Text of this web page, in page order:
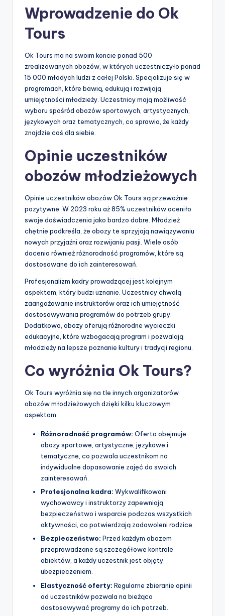
Wprowadzenie do Ok
Tours
Ok Tours ma na swoim koncie ponad 500
zrealizowanych obozów, w których uczestniczyło ponad
15 000 młodych ludzi z całej Polski. Specjalizuje się w
programach, które bawią, edukują i rozwijają
umiejętności młodzieży. Uczestnicy mają możliwość
wyboru spośród obozów sportowych, artystycznych,
językowych oraz tematycznych, co sprawia, że każdy
znajdzie coś dla siebie.
Opinie uczestników
obozów młodzieżowych
Opinie uczestników obozów Ok Tours są przeważnie
pozytywne. W 2023 roku aż 85% uczestników oceniło
swoje doświadczenia jako bardzo dobre. Młodzież
chętnie podkreśla, że obozy te sprzyjają nawiązywaniu
nowych przyjaźni oraz rozwijaniu pasji. Wiele osób
docenia również różnorodność programów, które są
dostosowane do ich zainteresowań.
Profesjonalizm kadry prowadzącej jest kolejnym
aspektem, który budzi uznanie. Uczestnicy chwalą
zaangażowanie instruktorów oraz ich umiejętność
dostosowywania programów do potrzeb grupy.
Dodatkowo, obozy oferują różnorodne wycieczki
edukacyjne, które wzbogacają program i pozwalają
młodzieży na lepsze poznanie kultury i tradycji regionu.
Co wyróżnia Ok Tours?
Ok Tours wyróżnia się na tle innych organizatorów
obozów młodzieżowych dzięki kilku kluczowym
aspektom:
Różnorodność programów: Oferta obejmuje
obozy sportowe, artystyczne, językowe i
tematyczne, co pozwala uczestnikom na
indywidualne dopasowanie zajęć do swoich
zainteresowań.
Profesjonalna kadra: Wykwalifikowani
wychowawcy i instruktorzy zapewniają
bezpieczeństwo i wsparcie podczas wszystkich
aktywności, co potwierdzają zadowoleni rodzice.
Bezpieczeństwo: Przed każdym obozem
przeprowadzane są szczegółowe kontrole
obiektów, a każdy uczestnik jest objęty
ubezpieczeniem.
Elastyczność oferty: Regularne zbieranie opinii
od uczestników pozwala na bieżąco
dostosowywać programy do ich potrzeb.